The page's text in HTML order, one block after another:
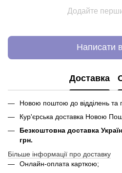
Додайте
Написати
Доставка
Новою поштою до відділень та
Кур'єрська доставка Новою
Безкоштовна доставка
грн.
Більше інформації про доставку
Онлайн-оплата карткою;